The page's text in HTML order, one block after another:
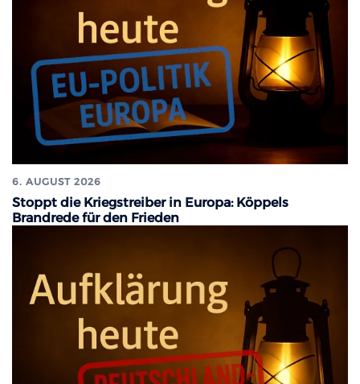
6. AUGUST 2026
Stoppt die Kriegstreiber in Europa: Köppels
Brandrede für den Frieden